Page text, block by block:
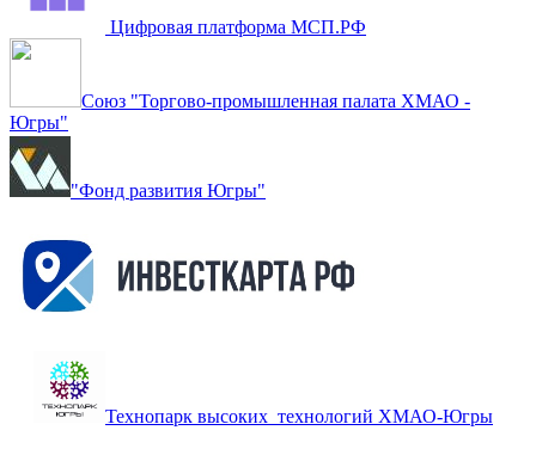
Цифровая платформа МСП.РФ
Союз "Торгово-промышленная палата ХМАО -
Югры"
"Фонд развития Югры"
Технопарк высоких технологий ХМАО-Югры